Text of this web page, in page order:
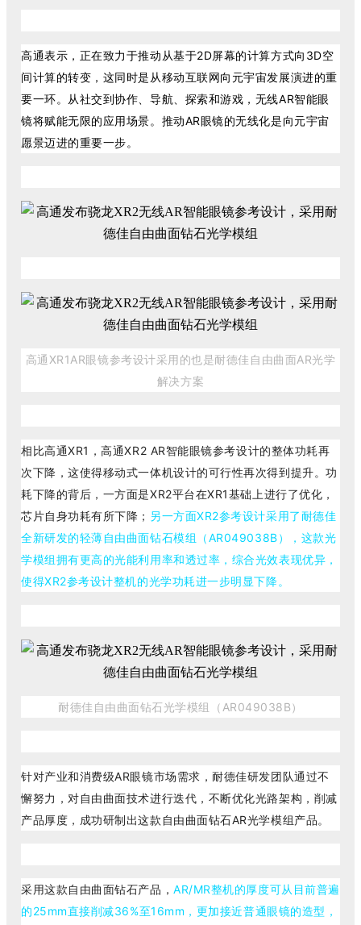
高通表示，正在致力于推动从基于2D屏幕的计算方式向3D空
间计算的转变，这同时是从移动互联网向元宇宙发展演进的重
要一环。从社交到协作、导航、探索和游戏，无线AR智能眼
镜将赋能无限的应用场景。推动AR眼镜的无线化是向元宇宙
愿景迈进的重要一步。
高通XR1AR眼镜参考设计采用的也是耐德佳自由曲面AR光学
解决方案
相比高通XR1，高通XR2 AR智能眼镜参考设计的整体功耗再
次下降，这使得移动式一体机设计的可行性再次得到提升。功
耗下降的背后，一方面是XR2平台在XR1基础上进行了优化，
芯片自身功耗有所下降； 另一方面XR2参考设计采用了耐德佳
全新研发的轻薄自由曲面钻石模组（AR049038B），这款光
学模组拥有更高的光能利用率和透过率，综合光效表现优异，
使得XR2参考设计整机的光学功耗进一步明显下降。
耐德佳自由曲面钻石光学模组 （AR049038B）
针对产业和消费级AR眼镜市场需求，耐德佳研发团队通过不
懈努力，对自由曲面技术进行迭代，不断优化光路架构，削减
产品厚度，成功研制出这款自由曲面钻石AR光学模组产品。
采用这款自由曲面钻石产品，AR/MR整机的厚度可从目前普遍
的25mm直接削减36%至16mm，更加接近普通眼镜的造型，